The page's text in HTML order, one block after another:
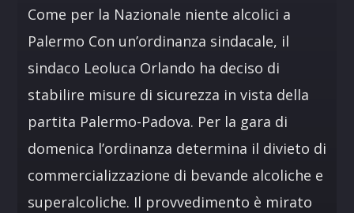
Come per la Nazionale niente alcolici a
Palermo Con un’ordinanza sindacale, il
sindaco Leoluca Orlando ha deciso di
stabilire misure di sicurezza in vista della
partita Palermo-Padova. Per la gara di
domenica l’ordinanza determina il divieto di
commercializzazione di bevande alcoliche e
superalcoliche. Il provvedimento è mirato